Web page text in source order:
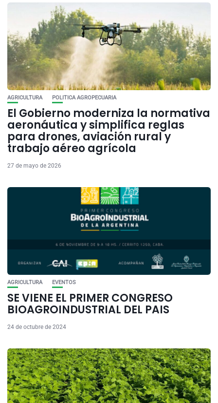
AGRICULTURA POLITICA AGROPECUARIA
El Gobierno moderniza la normativa
aeronáutica y simplifica reglas
para drones, aviación rural y
trabajo aéreo agrícola
27 de mayo de 2026
AGRICULTURA EVENTOS
SE VIENE EL PRIMER CONGRESO
BIOAGROINDUSTRIAL DEL PAIS
24 de octubre de 2024